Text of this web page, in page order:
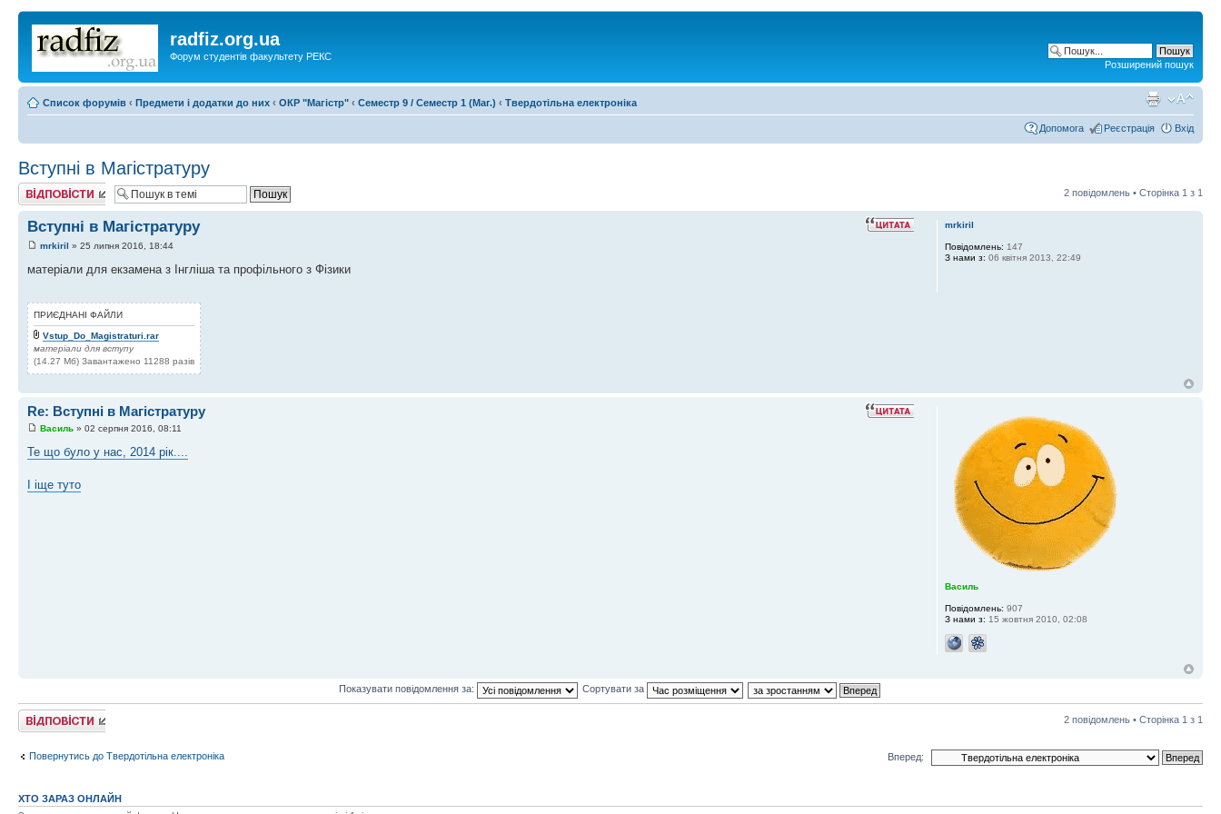
radfiz.org.ua
Форум студентів факультету РЕКС
Розширений пошук
Список форумів ‹ Предмети і додатки до них ‹ ОКР "Магістр" ‹ Семестр 9 / Семестр 1 (Маг.) ‹ Твердотільна електроніка
Допомога Реєстрація Вхід
Вступні в Магістратуру
Відповісти 2 повідомлень • Сторінка 1 з 1
Вступні в Магістратуру
mrkiril » 25 липня 2016, 18:44
матеріали для екзамена з Інгліша та профільного з Фізики
ПРИЄДНАНІ ФАЙЛИ
Vstup_Do_Magistraturi.rar
матеріали для вступу
(14.27 Мб) Завантажено 11288 разів
mrkiril
Повідомлень: 147
З нами з: 06 квітня 2013, 22:49
Re: Вступні в Магістратуру
Василь » 02 серпня 2016, 08:11
Те що було у нас, 2014 рік....
І іще туто
Василь
Повідомлень: 907
З нами з: 15 жовтня 2010, 02:08
Показувати повідомлення за: Сортувати за
Відповісти 2 повідомлень • Сторінка 1 з 1
Повернутись до Твердотільна електроніка Вперед:
ХТО ЗАРАЗ ОНЛАЙН